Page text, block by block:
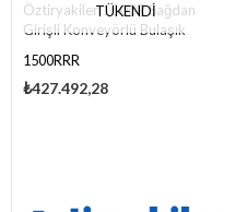
TÜKENDI
Öztiryakiler 1500R Sağdan
Girişli Konveyörlü Bulaşık
1500RRR
₺427.492,28